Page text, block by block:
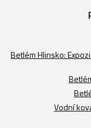
Betlém Hlinsko:
Vodní